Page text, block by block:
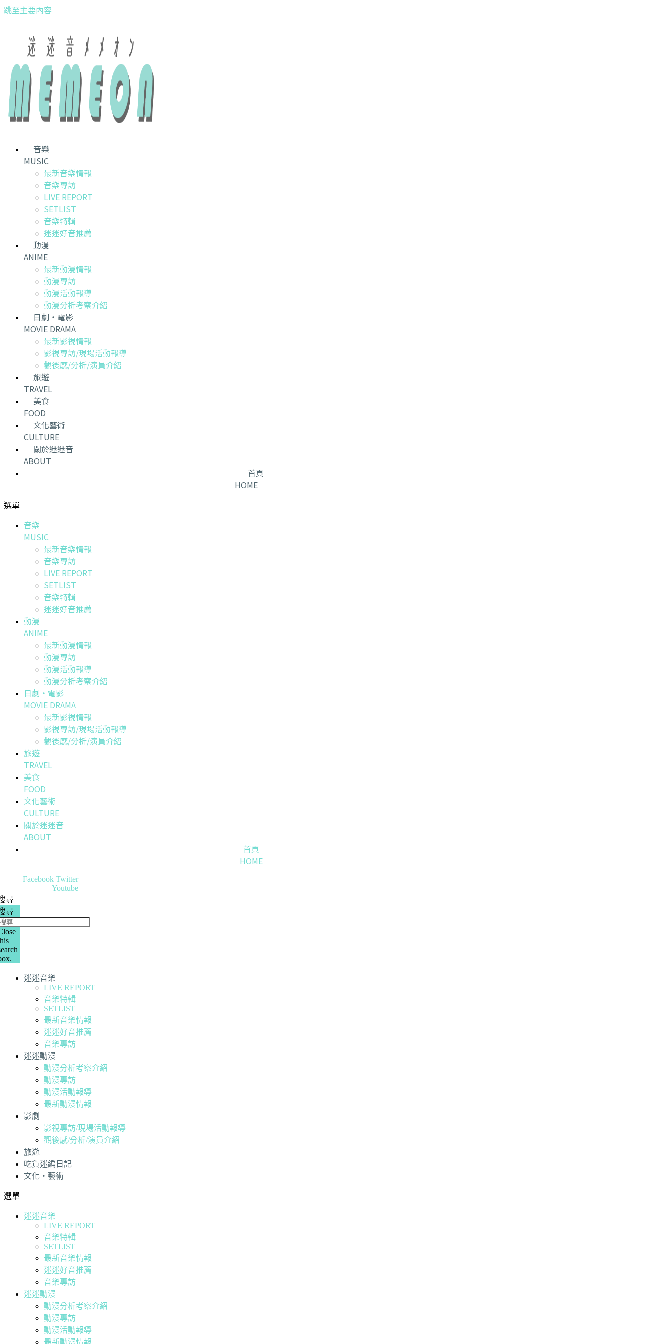
跳至主要內容
音樂
MUSIC
最新音樂情報
音樂專訪
LIVE REPORT
SETLIST
音樂特輯
迷迷好音推薦
動漫
ANIME
最新動漫情報
動漫專訪
動漫活動報導
動漫分析考察介紹
日劇・電影
MOVIE DRAMA
最新影視情報
影視專訪/現場活動報導
觀後感/分析/演員介紹
旅遊
TRAVEL
美食
FOOD
文化藝術
CULTURE
關於迷迷音
ABOUT
首頁
HOME
選單
音樂
MUSIC
最新音樂情報
音樂專訪
LIVE REPORT
SETLIST
音樂特輯
迷迷好音推薦
動漫
ANIME
最新動漫情報
動漫專訪
動漫活動報導
動漫分析考察介紹
日劇・電影
MOVIE DRAMA
最新影視情報
影視專訪/現場活動報導
觀後感/分析/演員介紹
旅遊
TRAVEL
美食
FOOD
文化藝術
CULTURE
關於迷迷音
ABOUT
首頁
HOME
Facebook Twitter
Youtube
尋
尋
迷迷音樂
LIVE REPORT
音樂特輯
SETLIST
最新音樂情報
迷迷好音推薦
音樂專訪
迷迷動漫
動漫分析考察介紹
動漫專訪
動漫活動報導
最新動漫情報
影劇
影視專訪/現場活動報導
觀後感/分析/演員介紹
旅遊
吃貨迷編日記
文化・藝術
選單
迷迷音樂
LIVE REPORT
音樂特輯
SETLIST
最新音樂情報
迷迷好音推薦
音樂專訪
迷迷動漫
動漫分析考察介紹
動漫專訪
動漫活動報導
最新動漫情報